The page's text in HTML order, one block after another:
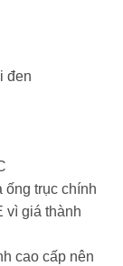
đen
trục chính
vì giá thành
cao cấp nên